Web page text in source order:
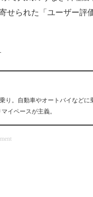
せられた「ユーザー評
り。自動車やオートバイなどに
イペースが主義。